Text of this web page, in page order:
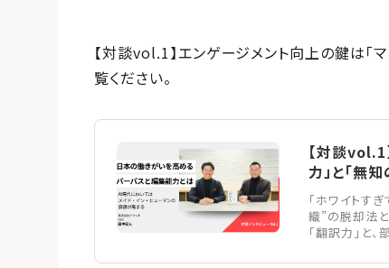
【対談vol.1】エンゲージメント向上の鍵は「
覧ください。
【対談vol.1
力」と「無
「ホワイトす
織”の脱却法
「翻訳力」と